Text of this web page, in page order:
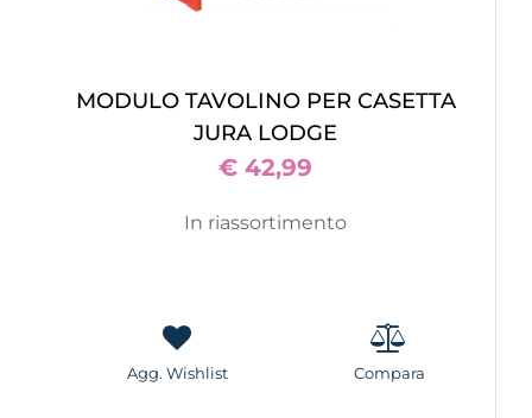
MODULO TAVOLINO PER CASETTA
JURA LODGE
€ 42,99
In riassortimento
Agg. Wishlist Compara